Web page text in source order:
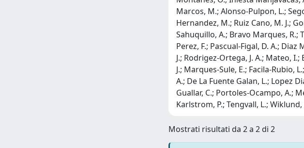
Marcos, M.; Alonso-Pulpon, L.;
Hernandez, M.; Ruiz Cano, M. J.;
Sahuquillo, A.; Bravo Marques, R.;
Perez, F.; Pascual-Figal, D. A.;
J.; Rodrigez-Ortega, J. A.; Mateo,
J.; Marques-Sule, E.; Facila-Rubio,
A.; De La Fuente Galan, L.; Lopez
Guallar, C.; Portoles-Ocampo, A.;
Karlstrom, P.; Tengvall, L.; Wiklund,
Mostrati risultati da 2 a 2 di 2